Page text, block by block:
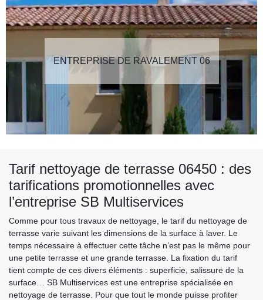
ENTREPRISE DE RAVALEMENT 06
Tarif nettoyage de terrasse 06450 : des
tarifications promotionnelles avec
l’entreprise SB Multiservices
Comme pour tous travaux de nettoyage, le tarif du nettoyage de
terrasse varie suivant les dimensions de la surface à laver. Le
temps nécessaire à effectuer cette tâche n’est pas le même pour
une petite terrasse et une grande terrasse. La fixation du tarif
tient compte de ces divers éléments : superficie, salissure de la
surface… SB Multiservices est une entreprise spécialisée en
nettoyage de terrasse. Pour que tout le monde puisse profiter